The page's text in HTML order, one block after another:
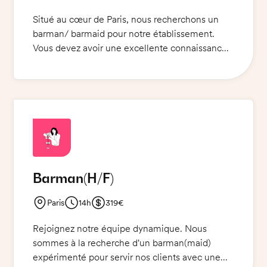
Situé au cœur de Paris, nous recherchons un
barman/ barmaid pour notre établissement.
Vous devez avoir une excellente connaissance
préparer selon les fiches techniques de
et adaptée à l'établissement et accueillir et
servir les clients avec sourire et enthousiasme.
Mission pour une personne ayant une
possède une excellente endurance et un
excellente présentation.
Barman(H/F)
Paris 14h 319€
Rejoignez notre équipe dynamique. Nous
sommes à la recherche d'un barman(maid)
expérimenté pour servir nos clients avec une